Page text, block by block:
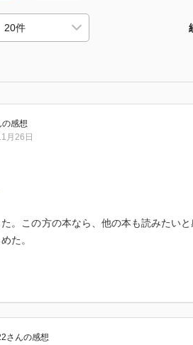
の感想
月26日
。この方の本なら、他の本も読みたい
た。
さんの感想